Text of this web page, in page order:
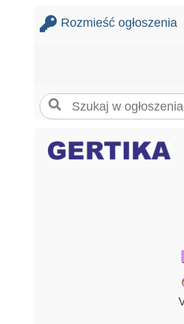
Rozmieść ogłoszenia